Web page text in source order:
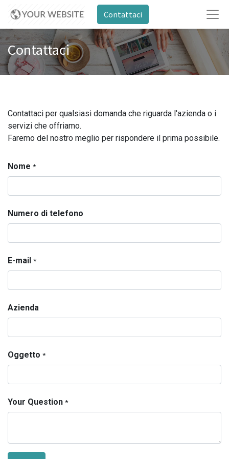
Contattaci
Contattaci
Contattaci per qualsiasi domanda che riguarda l'azienda o i
servizi che offriamo.
Faremo del nostro meglio per rispondere il prima possibile.
Nome *
Numero di telefono
E-mail *
Azienda
Oggetto *
Your Question *